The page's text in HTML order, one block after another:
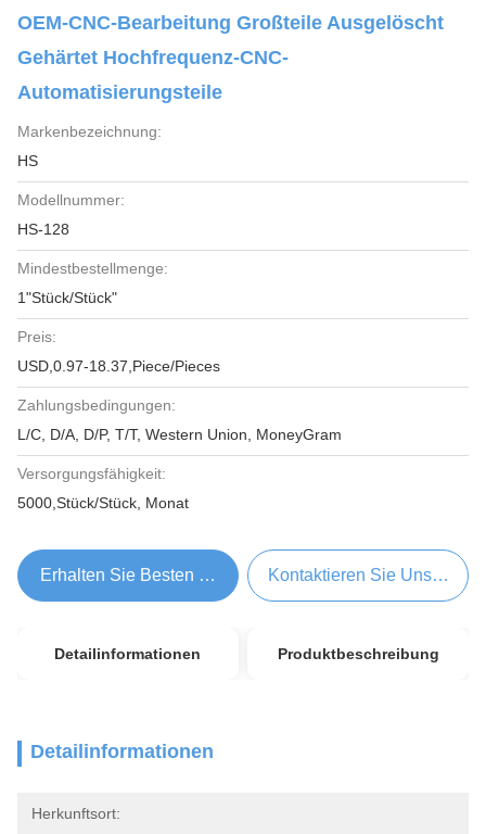
OEM-CNC-Bearbeitung Großteile Ausgelöscht
Gehärtet Hochfrequenz-CNC-
Automatisierungsteile
Markenbezeichnung:
HS
Modellnummer:
HS-128
Mindestbestellmenge:
1"Stück/Stück"
Preis:
USD,0.97-18.37,Piece/Pieces
Zahlungsbedingungen:
L/C, D/A, D/P, T/T, Western Union, MoneyGram
Versorgungsfähigkeit:
5000,Stück/Stück, Monat
Erhalten Sie Besten Preis Kontaktieren Sie Uns Jetzt
Detailinformationen Produktbeschreibung
Detailinformationen
Herkunftsort: